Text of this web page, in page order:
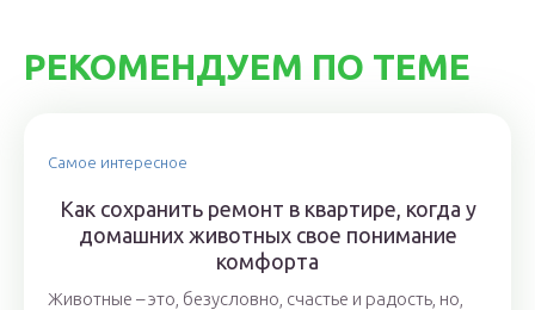
РЕКОМЕНДУЕМ ПО ТЕМЕ
Самое интересное
Как сохранить ремонт в квартире, когда у
домашних животных свое понимание
комфорта
Животные – это, безусловно, счастье и радость, но,